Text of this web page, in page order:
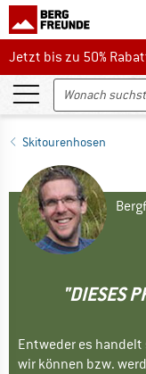
Jetzt bis zu 50%
Jetzt bis zu 50%
Skitourenhosen
"DIESES
Entweder es
wir können bzw.